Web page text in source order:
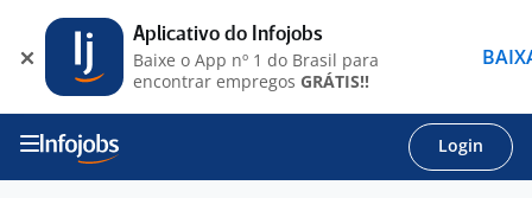
Login
Aplicativo do Infojobs
Baixe o App nº 1 do Brasil para
encontrar empregos GRÁTIS!!